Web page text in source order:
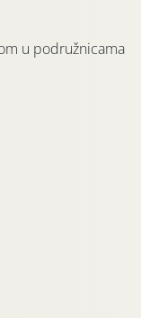
u podružnicama